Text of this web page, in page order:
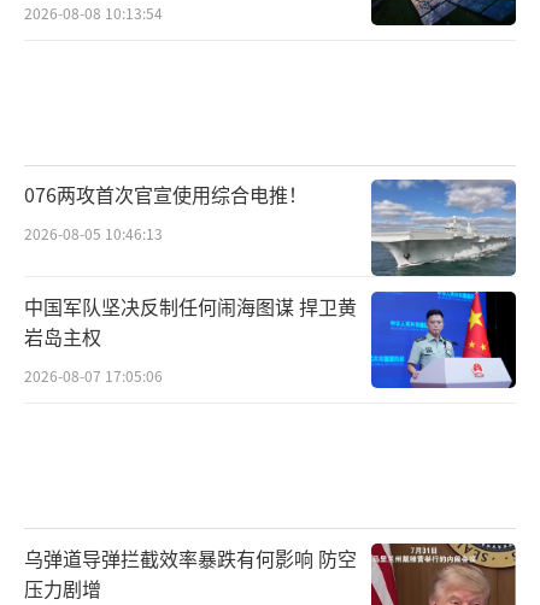
2026-08-08 10:13:54
076两攻首次官宣使用综合电推！
2026-08-05 10:46:13
中国军队坚决反制任何闹海图谋 捍卫黄
岩岛主权
2026-08-07 17:05:06
乌弹道导弹拦截效率暴跌有何影响 防空
压力剧增